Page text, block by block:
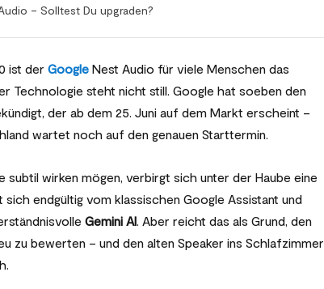
– Solltest Du upgraden?
ist der Google Nest Audio für viele Menschen das
Technologie steht nicht still. Google hat soeben den
der ab dem 25. Juni auf dem Markt erscheint –
wartet noch auf den genauen Starttermin.
subtil wirken mögen, verbirgt sich unter der Haube eine
endgültig vom klassischen Google Assistant und
Gemini AI. Aber reicht das als Grund, den
zu bewerten – und den alten Speaker ins Schlafzimmer